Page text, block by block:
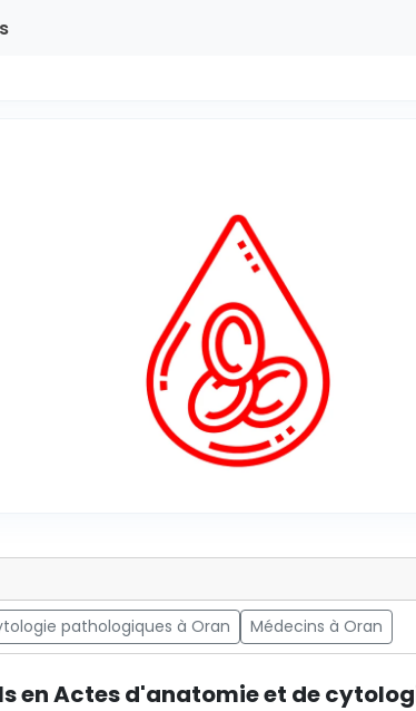
pathologiques à Oran Médecins à Oran
en Actes d'anatomie et de